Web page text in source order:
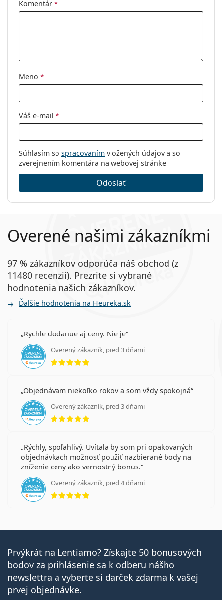
Komentár *
Meno *
Váš e-mail *
Súhlasím so spracovaním vložených údajov a so
zverejnením komentára na webovej stránke
Odoslať
Overené našimi zákazníkmi
97 % zákazníkov odporúča náš obchod (z
11480 recenzií). Prezrite si vybrané
hodnotenia našich zákazníkov.
Ďalšie hodnotenia na Heureka.sk
Rychle dodanue aj ceny. Nie je
Overený zákazník, pred 3 dňami
hodnotenie 5 z 5
Objednávam niekoľko rokov a som vždy spokojná
Overený zákazník, pred 3 dňami
hodnotenie 5 z 5
Rýchly, spoľahlivý. Uvítala by som pri opakovaných
objednávkach možnosť použiť nazbierané body na
zníženie ceny ako vernostný bonus.
Overený zákazník, pred 4 dňami
hodnotenie 5 z 5
Prvýkrát na Lentiamo? Získajte 50 bonusových
bodov za prihlásenie sa k odberu nášho
newslettra a vyberte si darček zdarma k vašej
prvej objednávke.